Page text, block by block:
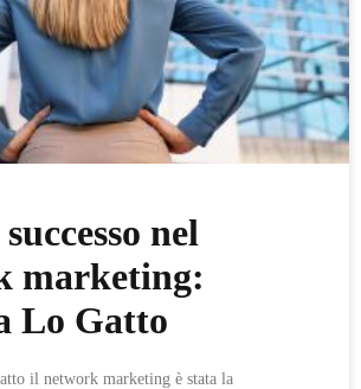
nel
marketing:
Lo Gatto
il network marketing è stata la